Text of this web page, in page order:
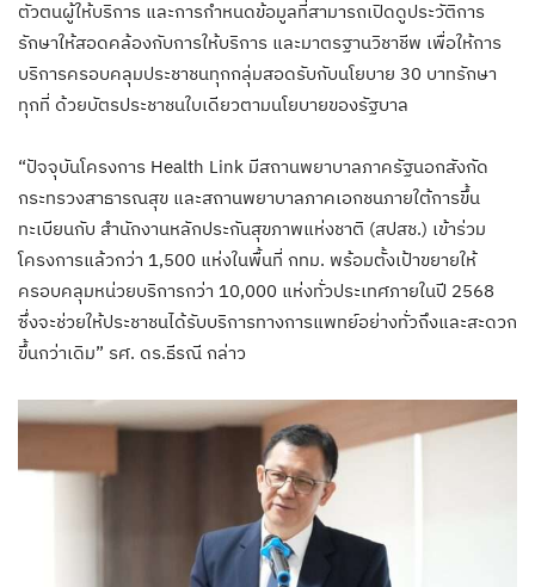
ตัวตนผู้ให้บริการ และการกำหนดข้อมูลที่สามารถเปิดดูประวัติการ
รักษาให้สอดคล้องกับการให้บริการ และมาตรฐานวิชาชีพ เพื่อให้การ
บริการครอบคลุมประชาชนทุกกลุ่มสอดรับกับนโยบาย 30 บาทรักษา
ทุกที่ ด้วยบัตรประชาชนใบเดียวตามนโยบายของรัฐบาล
“ปัจจุบันโครงการ Health Link มีสถานพยาบาลภาครัฐนอกสังกัด
กระทรวงสาธารณสุข และสถานพยาบาลภาคเอกชนภายใต้การขึ้น
ทะเบียนกับ สำนักงานหลักประกันสุขภาพแห่งชาติ (สปสช.) เข้าร่วม
โครงการแล้วกว่า 1,500 แห่งในพื้นที่ กทม. พร้อมตั้งเป้าขยายให้
ครอบคลุมหน่วยบริการกว่า 10,000 แห่งทั่วประเทศภายในปี 2568
ซึ่งจะช่วยให้ประชาชนได้รับบริการทางการแพทย์อย่างทั่วถึงและสะดวก
ขึ้นกว่าเดิม” รศ. ดร.ธีรณี กล่าว